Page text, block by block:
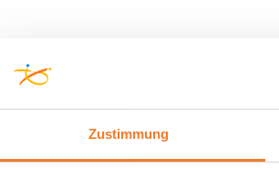
Zustimmung